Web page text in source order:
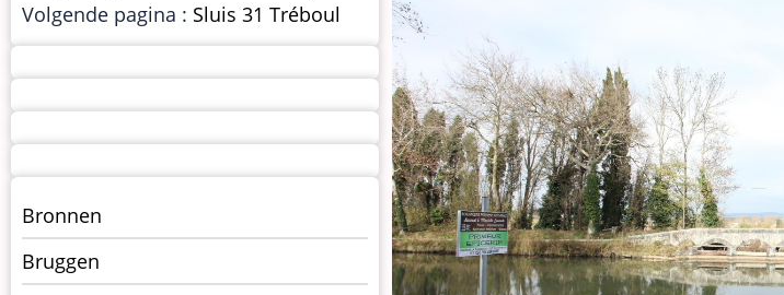
Volgende pagina : Sluis 31 Tréboul
Menu
kunstwerken
op
Bronnen
Bruggen